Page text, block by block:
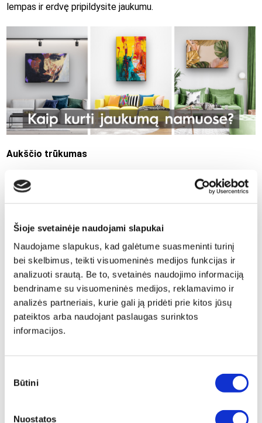
Šioje svetainėje naudojami slapukai
Naudojame slapukus, kad galėtume suasmeninti turinį
bei skelbimus, teikti visuomeninės medijos funkcijas ir
analizuoti srautą. Be to, svetainės naudojimo informaciją
bendriname su visuomeninės medijos, reklamavimo ir
analizės partneriais, kurie gali ją pridėti prie kitos jūsų
pateiktos arba naudojant paslaugas surinktos
informacijos.
pasirinkimas
Būtini
Nuostatos
lempas ir erdvę pripildysite jaukumu.
Aukščio trūkumas
Jei kambariui ar namams trūksta aukščio, tai gali sukurti
jausmą, kad namai yra „perkrauti“. Norint išvengti tokio
stenkitės, jog viename lygmenyje nebūtų per daug elementų.
skirtingame aukštyje.
Jei namai jau įkurti, galite perstumdyti baldus arba pakabinti
ilgas užuolaidas nuo lubų iki grindų. Jos vizualiai taip pat
paaukština lubas. Papildomai galite „prailginti“ sienas, jei
paveikslus kabinsite kiek aukščiau. Jie natūraliai traukia akį, o
nukreipus galvą į viršų, susidaro įspūdis kad lubos yra
aukštesnės nei iš tikrųjų.
Dekoras
Jau ne kartą minėjome, tačiau verta pakartoti: detalės ir